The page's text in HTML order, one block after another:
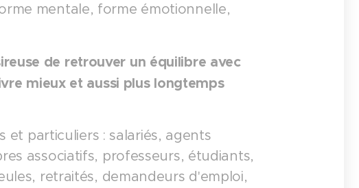
mentale, forme émotionnelle,
de retrouver un équilibre avec
mieux et aussi plus longtemps
et particuliers : salariés, agents
associatifs, professeurs, étudiants,
retraités, demandeurs d'emploi,